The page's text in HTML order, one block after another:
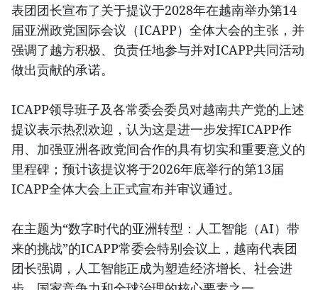
表团团长宣布了关于提议于2028年在越南举办第14
届亚洲政党国际会议（ICAPP）全体大会的主张，并
强调了越方积极、负责任地参与并对ICAPP共同活动
做出贡献的承诺。
ICAPP领导班子及各常委会委员对越南共产党的上述
提议表示热烈欢迎，认为这是进一步发挥ICAPP作
用、加强亚洲各政党间合作的具有切实和重要意义的
里程碑；预计该提议将于2026年底举行的第13届
ICAPP全体大会上正式宣布并审议通过。
在主题为“数字时代的亚洲转型：人工智能（AI）带
来的挑战”的ICAPP常委会特别会议上，越南代表团
团长强调，人工智能正成为塑造经济增长、社会进